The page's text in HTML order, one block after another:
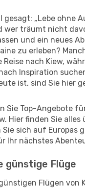
„Lebe ohne
wer träumt nicht
und ein neues
zu erleben?
Reise nach Kiew,
Inspiration
ist, sind Sie hier
Sie Top-Angebote
Hier finden Sie alles
Sie sich auf Europas
Ihr nächstes
günstige Flüge
Flügen von